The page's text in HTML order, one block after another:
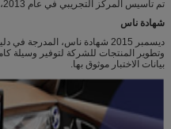
تم تأسيس المركز التجريبي في عام 2013، ويغطي مساحة أكثر من 600 متر مربع
شهادة ناس
ديسمبر 2015 شهادة ناس،
وتطوير المنتجات للشركة لتوفير وسيلة
بيانات الاختبار موثوق بها.